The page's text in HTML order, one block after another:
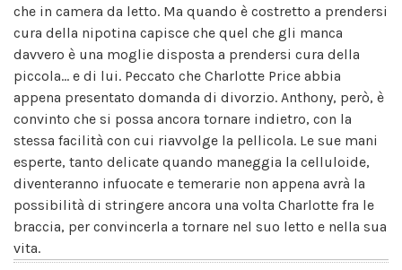
che in camera da letto. Ma quando è costretto a prendersi
cura della nipotina capisce che quel che gli manca
davvero è una moglie disposta a prendersi cura della
piccola... e di lui. Peccato che Charlotte Price abbia
appena presentato domanda di divorzio. Anthony, però, è
convinto che si possa ancora tornare indietro, con la
stessa facilità con cui riavvolge la pellicola. Le sue mani
esperte, tanto delicate quando maneggia la celluloide,
diventeranno infuocate e temerarie non appena avrà la
possibilità di stringere ancora una volta Charlotte fra le
braccia, per convincerla a tornare nel suo letto e nella sua
vita.